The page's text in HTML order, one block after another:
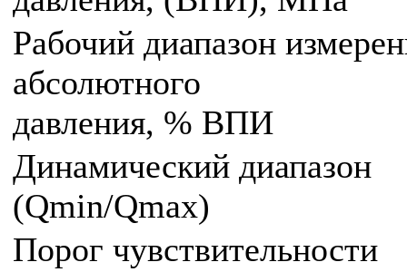
Рабочий диапазон
абсолютного
давления, % ВПИ
Динамический диапазон
(Qmin/Qmax)
Порог чувствительности